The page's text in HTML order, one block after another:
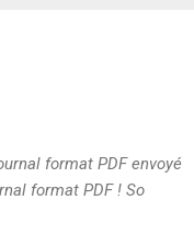
format PDF envoyé
format PDF ! So